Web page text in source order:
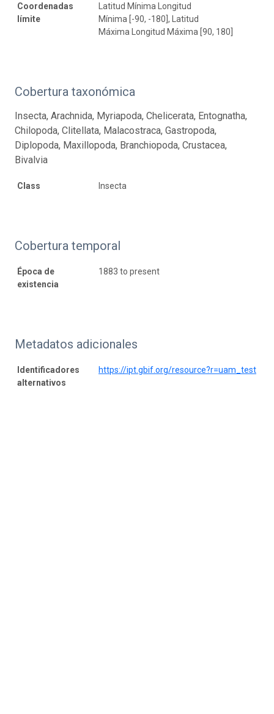
Coordenadas
límite
Latitud Mínima Longitud
Mínima [-90, -180], Latitud
Máxima Longitud Máxima [90, 180]
Cobertura taxonómica
Insecta, Arachnida, Myriapoda, Chelicerata, Entognatha,
Chilopoda, Clitellata, Malacostraca, Gastropoda,
Diplopoda, Maxillopoda, Branchiopoda, Crustacea,
Bivalvia
Class Insecta
Cobertura temporal
Época de
existencia
1883 to present
Metadatos adicionales
Identificadores
alternativos
https://ipt.gbif.org/resource?r=uam_test